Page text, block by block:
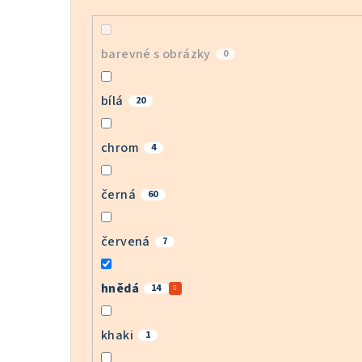
barevné s obrázky 0
bílá 20
chrom 4
černá 60
červená 7
hnědá 14
khaki 1